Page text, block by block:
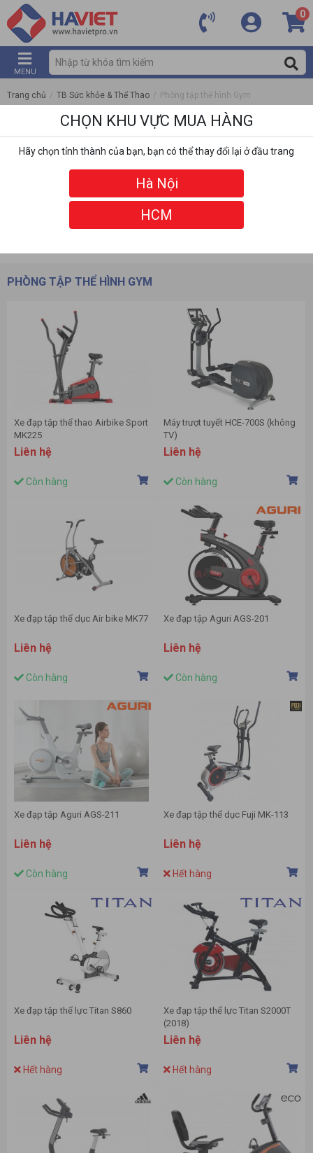
0
MENU
Trang chủ / TB Sức khỏe & Thể Thao / Phòng tập thể hình Gym
PHÒNG TẬP THỂ HÌNH GYM
Xe đạp tập thể thao Airbike Sport
MK225
Liên hệ
Còn hàng
Máy trượt tuyết HCE-700S (không
TV)
Liên hệ
Còn hàng
Xe đạp tập thể dục Air bike MK77
Liên hệ
Còn hàng
Xe đạp tập Aguri AGS-201
Liên hệ
Còn hàng
Xe đạp tập Aguri AGS-211
Liên hệ
Còn hàng
Xe đạp tập thể dục Fuji MK-113
Liên hệ
Hết hàng
Xe đạp tập thể lực Titan S860
Liên hệ
Hết hàng
Xe đạp tập thể lực Titan S2000T
(2018)
Liên hệ
Hết hàng
CHỌN KHU VỰC MUA HÀNG
Hãy chọn tỉnh thành của bạn, bạn có thể thay đổi lại ở đầu trang
Hà Nội
HCM